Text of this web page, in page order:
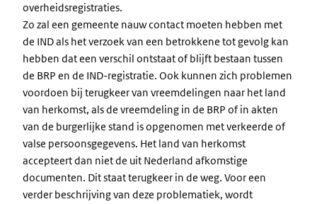
overheidsregistraties.
Zo zal een gemeente nauw contact moeten hebben met
de IND als het verzoek van een betrokkene tot gevolg kan
hebben dat een verschil ontstaat of blijft bestaan tussen
de BRP en de IND-registratie. Ook kunnen zich problemen
voordoen bij terugkeer van vreemdelingen naar het land
van herkomst, als de vreemdeling in de BRP of in akten
van de burgerlijke stand is opgenomen met verkeerde of
valse persoonsgegevens. Het land van herkomst
accepteert dan niet de uit Nederland afkomstige
documenten. Dit staat terugkeer in de weg. Voor een
verder beschrijving van deze problematiek, wordt